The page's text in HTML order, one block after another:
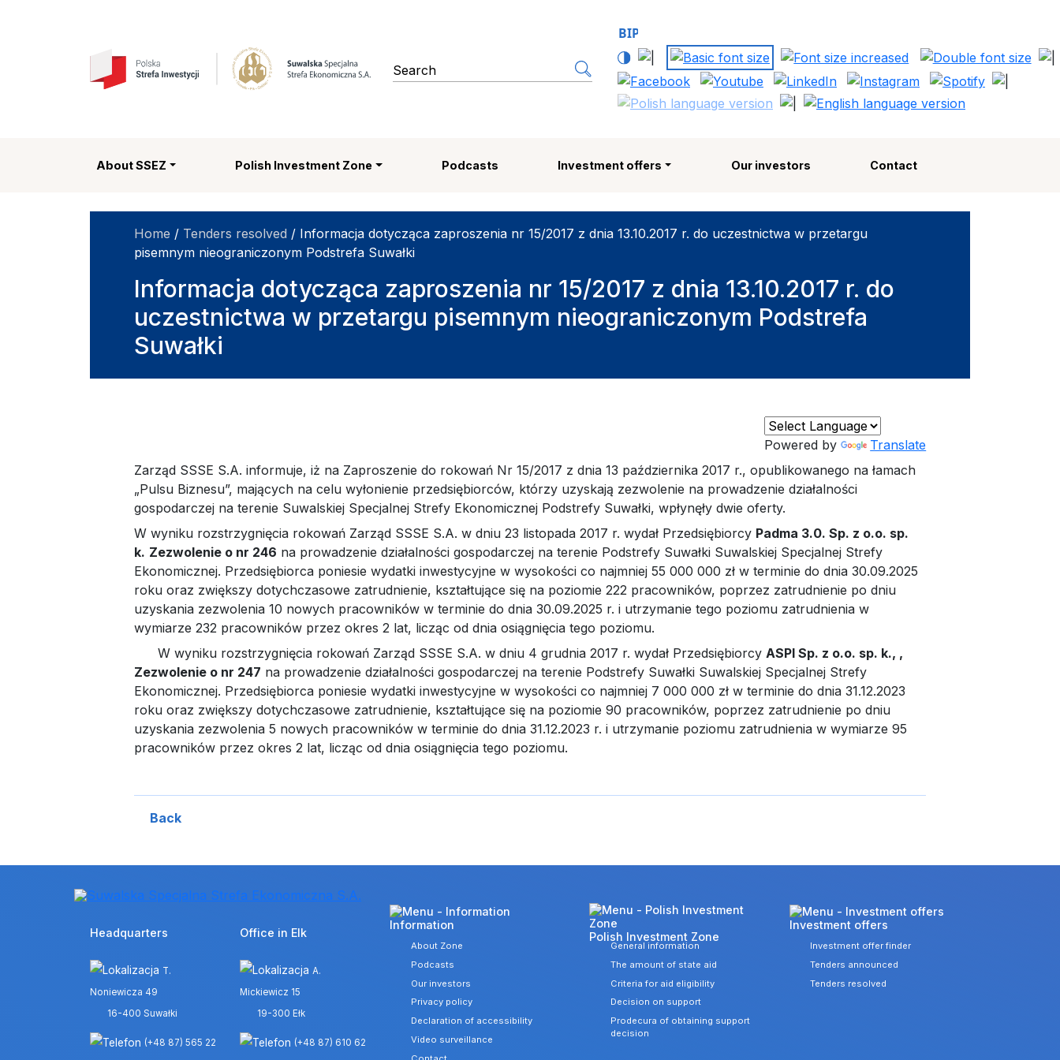
Suwalska Specjalna Strefa Ekonomiczna SA | Polska Strefa Inwestycji
search engine
About SSEZ Polish Investment Zone Podcasts Investment offers Our investors Contact
Home / Tenders resolved / Informacja dotycząca zaproszenia nr 15/2017 z dnia 13.10.2017 r. do uczestnictwa w przetargu
pisemnym nieograniczonym Podstrefa Suwałki
Informacja dotycząca zaproszenia nr 15/2017 z dnia 13.10.2017 r. do
uczestnictwa w przetargu pisemnym nieograniczonym Podstrefa
Suwałki
Powered by
Translate
Zarząd SSSE S.A. informuje, iż na Zaproszenie do rokowań Nr 15/2017 z dnia 13 października 2017 r., opublikowanego na łamach
„Pulsu Biznesu”, mających na celu wyłonienie przedsiębiorców, którzy uzyskają zezwolenie na prowadzenie działalności
gospodarczej na terenie Suwalskiej Specjalnej Strefy Ekonomicznej Podstrefy Suwałki, wpłynęły dwie oferty.
W wyniku rozstrzygnięcia rokowań Zarząd SSSE S.A. w dniu 23 listopada 2017 r. wydał Przedsiębiorcy Padma 3.0. Sp. z o.o. sp.
k. Zezwolenie o nr 246 na prowadzenie działalności gospodarczej na terenie Podstrefy Suwałki Suwalskiej Specjalnej Strefy
Ekonomicznej. Przedsiębiorca poniesie wydatki inwestycyjne w wysokości co najmniej 55 000 000 zł w terminie do dnia 30.09.2025
roku oraz zwiększy dotychczasowe zatrudnienie, kształtujące się na poziomie 222 pracowników, poprzez zatrudnienie po dniu
uzyskania zezwolenia 10 nowych pracowników w terminie do dnia 30.09.2025 r. i utrzymanie tego poziomu zatrudnienia w
wymiarze 232 pracowników przez okres 2 lat, licząc od dnia osiągnięcia tego poziomu.
W wyniku rozstrzygnięcia rokowań Zarząd SSSE S.A. w dniu 4 grudnia 2017 r. wydał Przedsiębiorcy ASPI Sp. z o.o. sp. k., ,
Zezwolenie o nr 247 na prowadzenie działalności gospodarczej na terenie Podstrefy Suwałki Suwalskiej Specjalnej Strefy
Ekonomicznej. Przedsiębiorca poniesie wydatki inwestycyjne w wysokości co najmniej 7 000 000 zł w terminie do dnia 31.12.2023
roku oraz zwiększy dotychczasowe zatrudnienie, kształtujące się na poziomie 90 pracowników, poprzez zatrudnienie po dniu
uzyskania zezwolenia 5 nowych pracowników w terminie do dnia 31.12.2023 r. i utrzymanie poziomu zatrudnienia w wymiarze 95
pracowników przez okres 2 lat, licząc od dnia osiągnięcia tego poziomu.
Back
Headquarters
T.
Noniewicza 49
16-400 Suwałki
(+48 87) 565 22
Office in Elk
A.
Mickiewicz 15
19-300 Ełk
(+48 87) 610 62
Information
About Zone
Podcasts
Our investors
Privacy policy
Declaration of accessibility
Video surveillance
Polish Investment Zone
General information
The amount of state aid
Criteria for aid eligibility
Decision on support
Prodecura of obtaining support
decision
Investment offers
Investment offer finder
Tenders announced
Tenders resolved